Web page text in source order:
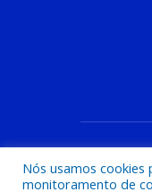
Nós usamos
monitoramento de